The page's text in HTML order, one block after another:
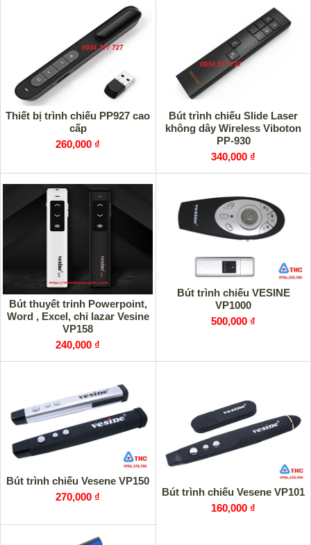
Thiết bị trình chiếu PP927 cao
cấp
260,000 ₫
Bút trình chiếu Slide Laser
không dây Wireless Viboton
PP-930
340,000 ₫
Bút thuyết trinh Powerpoint,
Word , Excel, chỉ lazar Vesine
VP158
240,000 ₫
Bút trình chiếu VESINE
VP1000
500,000 ₫
Bút trình chiếu Vesene VP150
270,000 ₫
Bút trình chiếu Vesene VP101
160,000 ₫